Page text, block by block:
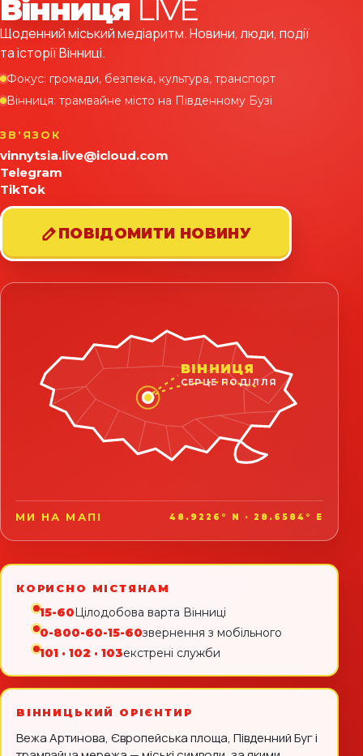
Вінниця LIVE
Щоденний міський медіаритм. Новини, люди, події
та історії Вінниці.
Фокус: громади, безпека, культура, транспорт
Вінниця: трамвайне місто на Південному Бузі
ЗВʼЯЗОК
vinnytsia.live@icloud.com
Telegram
TikTok
ПОВІДОМИТИ НОВИНУ
ВІННИЦЯ
СЕРЦЕ ПОДІЛЛЯ
МИ НА МАПІ 48.9226° N · 28.6584° E
КОРИСНО МІСТЯНАМ
15-60 Цілодобова варта Вінниці
0-800-60-15-60звернення з мобільного
101 · 102 · 103екстрені служби
ВІННИЦЬКИЙ ОРІЄНТИР
Вежа Артинова, Європейська площа, Південний Буг і